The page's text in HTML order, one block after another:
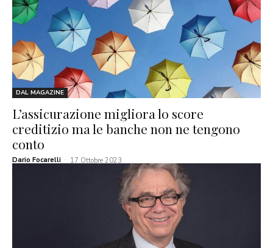
DAL MAGAZINE
L’assicurazione migliora lo score
creditizio ma le banche non ne tengono
conto
Dario Focarelli - 17 Ottobre 2023